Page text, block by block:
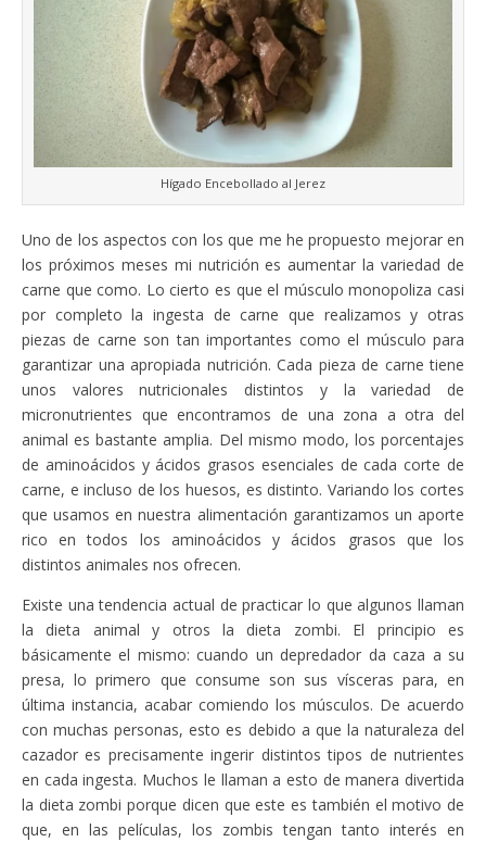
Hígado Encebollado al Jerez
Uno de los aspectos con los que me he propuesto mejorar en
los próximos meses mi nutrición es aumentar la variedad de
carne que como. Lo cierto es que el músculo monopoliza casi
por completo la ingesta de carne que realizamos y otras
piezas de carne son tan importantes como el músculo para
garantizar una apropiada nutrición. Cada pieza de carne tiene
unos valores nutricionales distintos y la variedad de
micronutrientes que encontramos de una zona a otra del
animal es bastante amplia. Del mismo modo, los porcentajes
de aminoácidos y ácidos grasos esenciales de cada corte de
carne, e incluso de los huesos, es distinto. Variando los cortes
que usamos en nuestra alimentación garantizamos un aporte
rico en todos los aminoácidos y ácidos grasos que los
distintos animales nos ofrecen.
Existe una tendencia actual de practicar lo que algunos llaman
la dieta animal y otros la dieta zombi. El principio es
básicamente el mismo: cuando un depredador da caza a su
presa, lo primero que consume son sus vísceras para, en
última instancia, acabar comiendo los músculos. De acuerdo
con muchas personas, esto es debido a que la naturaleza del
cazador es precisamente ingerir distintos tipos de nutrientes
en cada ingesta. Muchos le llaman a esto de manera divertida
la dieta zombi porque dicen que este es también el motivo de
que, en las películas, los zombis tengan tanto interés en